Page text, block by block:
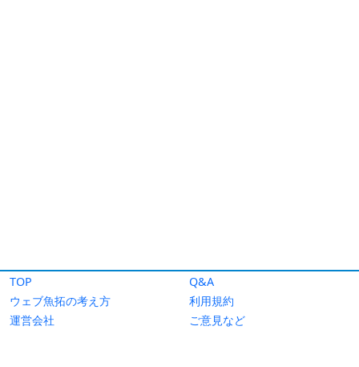
TOP
Q&A
ウェブ魚拓の考え方
利用規約
運営会社
ご意見など